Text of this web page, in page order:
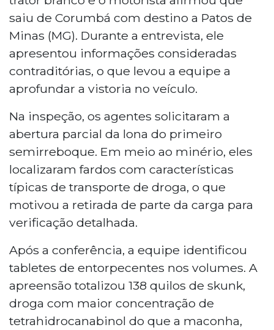
da BR-262, em Corumbá, nesta sexta-
feira (1º). A apreensão incluiu 138 kg de
skunk, 10,3 kg de pasta base de cocaína e
1,1 kg de haxixe. O motorista disse ter
recebido a carga de um desconhecido às
margens da rodovia. O caso foi
encaminhado à Polícia Federal.
saiu de Corumbá com destino a Patos de
Minas (MG). Durante a entrevista, ele
apresentou informações consideradas
contraditórias, o que levou a equipe a
aprofundar a vistoria no veículo.
Na inspeção, os agentes solicitaram a
abertura parcial da lona do primeiro
semirreboque. Em meio ao minério, eles
localizaram fardos com características
típicas de transporte de droga, o que
motivou a retirada de parte da carga para
verificação detalhada.
Após a conferência, a equipe identificou
tabletes de entorpecentes nos volumes. A
apreensão totalizou 138 quilos de skunk,
droga com maior concentração de
tetrahidrocanabinol do que a maconha,